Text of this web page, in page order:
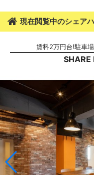
現在閲覧中のシェア
賃料2万円台!駐車
SHARE